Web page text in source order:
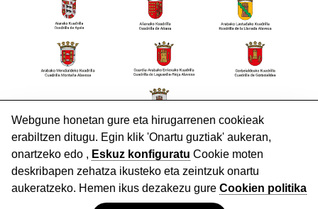
HARREMANETARAKO
Pribatutasun politika Cookieak